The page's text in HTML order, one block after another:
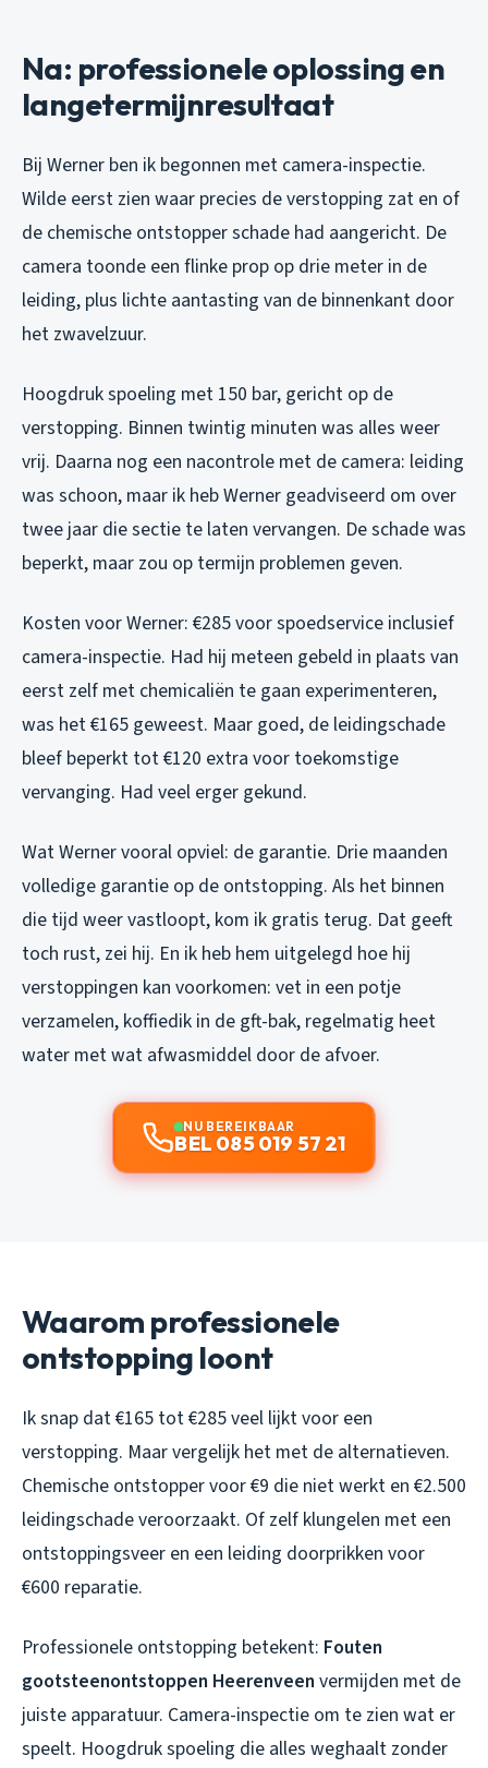
Na: professionele oplossing en
langetermijnresultaat
Bij Werner ben ik begonnen met camera-inspectie.
Wilde eerst zien waar precies de verstopping zat en of
de chemische ontstopper schade had aangericht. De
camera toonde een flinke prop op drie meter in de
leiding, plus lichte aantasting van de binnenkant door
het zwavelzuur.
Hoogdruk spoeling met 150 bar, gericht op de
verstopping. Binnen twintig minuten was alles weer
vrij. Daarna nog een nacontrole met de camera: leiding
was schoon, maar ik heb Werner geadviseerd om over
twee jaar die sectie te laten vervangen. De schade was
beperkt, maar zou op termijn problemen geven.
Kosten voor Werner: €285 voor spoedservice inclusief
camera-inspectie. Had hij meteen gebeld in plaats van
eerst zelf met chemicaliën te gaan experimenteren,
was het €165 geweest. Maar goed, de leidingschade
bleef beperkt tot €120 extra voor toekomstige
vervanging. Had veel erger gekund.
Wat Werner vooral opviel: de garantie. Drie maanden
volledige garantie op de ontstopping. Als het binnen
die tijd weer vastloopt, kom ik gratis terug. Dat geeft
toch rust, zei hij. En ik heb hem uitgelegd hoe hij
verstoppingen kan voorkomen: vet in een potje
verzamelen, koffiedik in de gft-bak, regelmatig heet
water met wat afwasmiddel door de afvoer.
NU BEREIKBAAR
BEL 085 019 57 21
Waarom professionele
ontstopping loont
Ik snap dat €165 tot €285 veel lijkt voor een
verstopping. Maar vergelijk het met de alternatieven.
Chemische ontstopper voor €9 die niet werkt en €2.500
leidingschade veroorzaakt. Of zelf klungelen met een
ontstoppingsveer en een leiding doorprikken voor
€600 reparatie.
Professionele ontstopping betekent: Fouten
gootsteenontstoppen Heerenveen vermijden met de
juiste apparatuur. Camera-inspectie om te zien wat er
speelt. Hoogdruk spoeling die alles weghaalt zonder